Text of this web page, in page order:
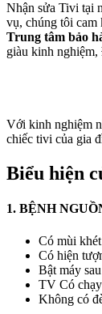
Nhận sửa Tivi tại
vụ, chúng tôi cam
Trung tâm bảo
giàu kinh nghiệm,
Với kinh nghiệm
chiếc tivi của gia
Biểu hiện
1. BỆNH
Có mùi
Có hiện
Bật máy
TV Có
Không có